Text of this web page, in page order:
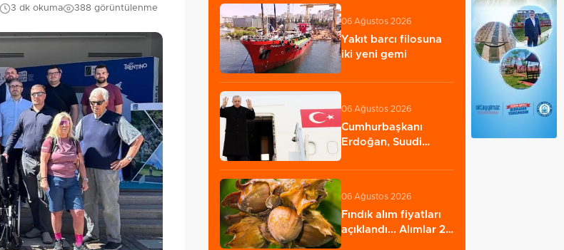
3 dk okuma 388 görüntülenme
06 Ağustos 2026
Yakıt barcı filosuna
iki yeni gemi
06 Ağustos 2026
Cumhurbaşkanı
Erdoğan, Suudi
06 Ağustos 2026
Fındık alım fiyatları
açıklandı... Alımlar 24